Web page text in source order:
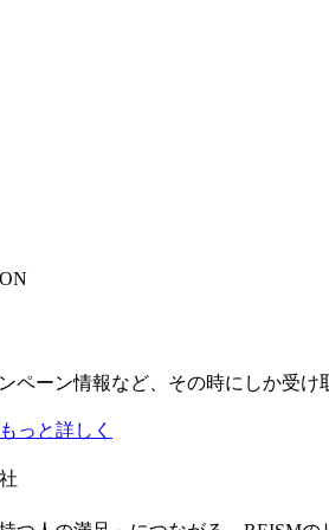
ペーン情報など、その時にしか受
っと詳しく